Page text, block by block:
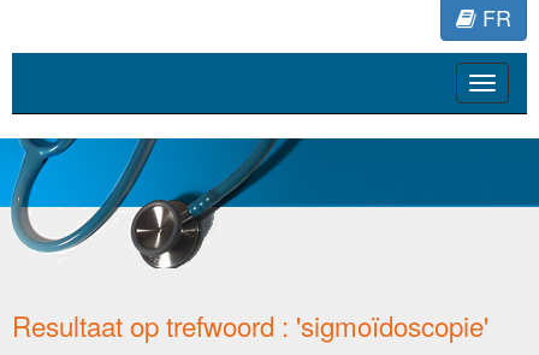
FR
Toggle
Resultaat op trefwoord : 'sigmoïdoscopie'